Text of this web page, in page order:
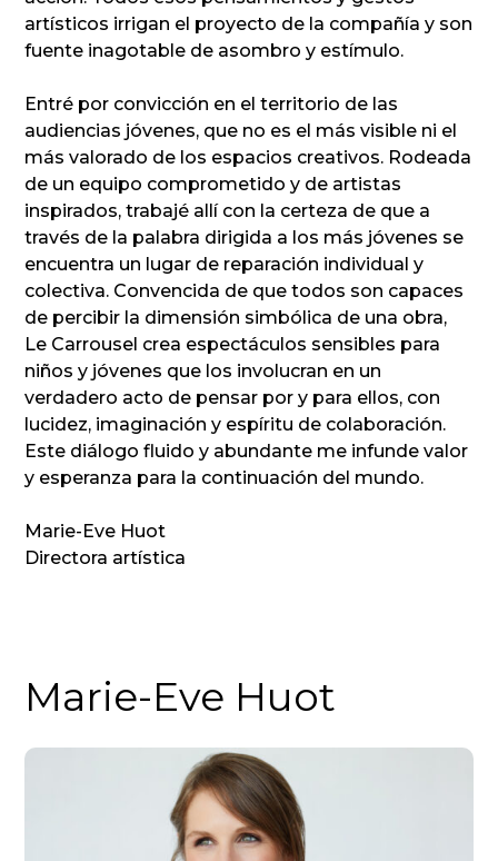
artísticos irrigan el proyecto de la compañía y son
fuente inagotable de asombro y estímulo.
Entré por convicción en el territorio de las
audiencias jóvenes, que no es el más visible ni el
más valorado de los espacios creativos. Rodeada
de un equipo comprometido y de artistas
inspirados, trabajé allí con la certeza de que a
través de la palabra dirigida a los más jóvenes se
encuentra un lugar de reparación individual y
colectiva. Convencida de que todos son capaces
de percibir la dimensión simbólica de una obra,
Le Carrousel crea espectáculos sensibles para
niños y jóvenes que los involucran en un
verdadero acto de pensar por y para ellos, con
lucidez, imaginación y espíritu de colaboración.
Este diálogo fluido y abundante me infunde valor
y esperanza para la continuación del mundo.
Marie-Eve Huot
Directora artística
Marie-Eve Huot